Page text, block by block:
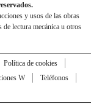
y usos de las obras
de lectura mecánica u otros
Política de cookies
W
Teléfonos